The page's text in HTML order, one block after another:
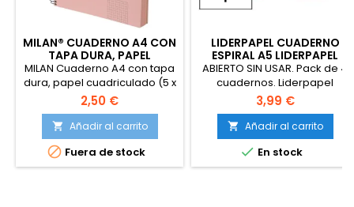
MILAN® CUADERNO A4 CON
TAPA DURA, PAPEL
CUADRICULADO
MILAN Cuaderno A4 con tapa
dura, papel cuadriculado (5 x
5 mm), 120 hojas de 95 gr/m²,
colección goma 430, rosa
2,50 €
 Añadir al carrito
 Fuera de stock
LIDERPAPEL CUADERNO
ESPIRAL A5 LIDERPAPEL
PACK 4
ABIERTO SIN USAR. Pack de 4
cuadernos. Liderpapel
Cuaderno espiral liderpapel
cuarto smart tapa blanda
80h 60gr
3,99 €
 Añadir al carrito
 En stock